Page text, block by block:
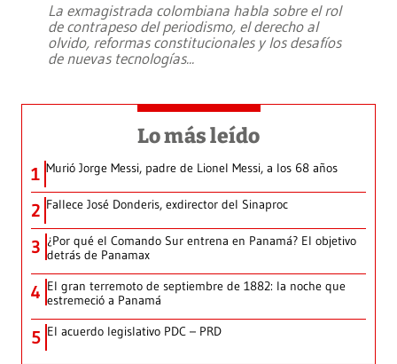
La exmagistrada colombiana habla sobre el rol
de contrapeso del periodismo, el derecho al
olvido, reformas constitucionales y los desafíos
de nuevas tecnologías...
Lo más leído
1 Murió Jorge Messi, padre de Lionel Messi, a los 68 años
2 Fallece José Donderis, exdirector del Sinaproc
3 ¿Por qué el Comando Sur entrena en Panamá? El objetivo
detrás de Panamax
4 El gran terremoto de septiembre de 1882: la noche que
estremeció a Panamá
5 El acuerdo legislativo PDC – PRD